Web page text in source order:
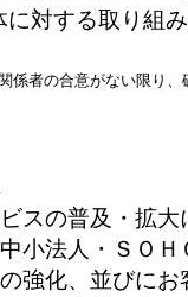
に対する取り組
係者の合意がない限り
スの普及・拡大
小法人・ＳＯＨ
強化、並びにお